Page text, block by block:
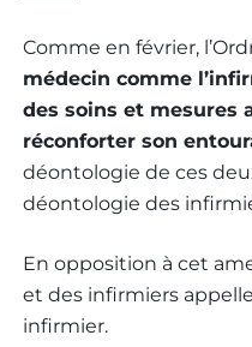
Comme en février,
médecin comme
des soins et mesures
réconforter son
déontologie de ces
déontologie des
En opposition à cet
et des infirmiers
infirmier.